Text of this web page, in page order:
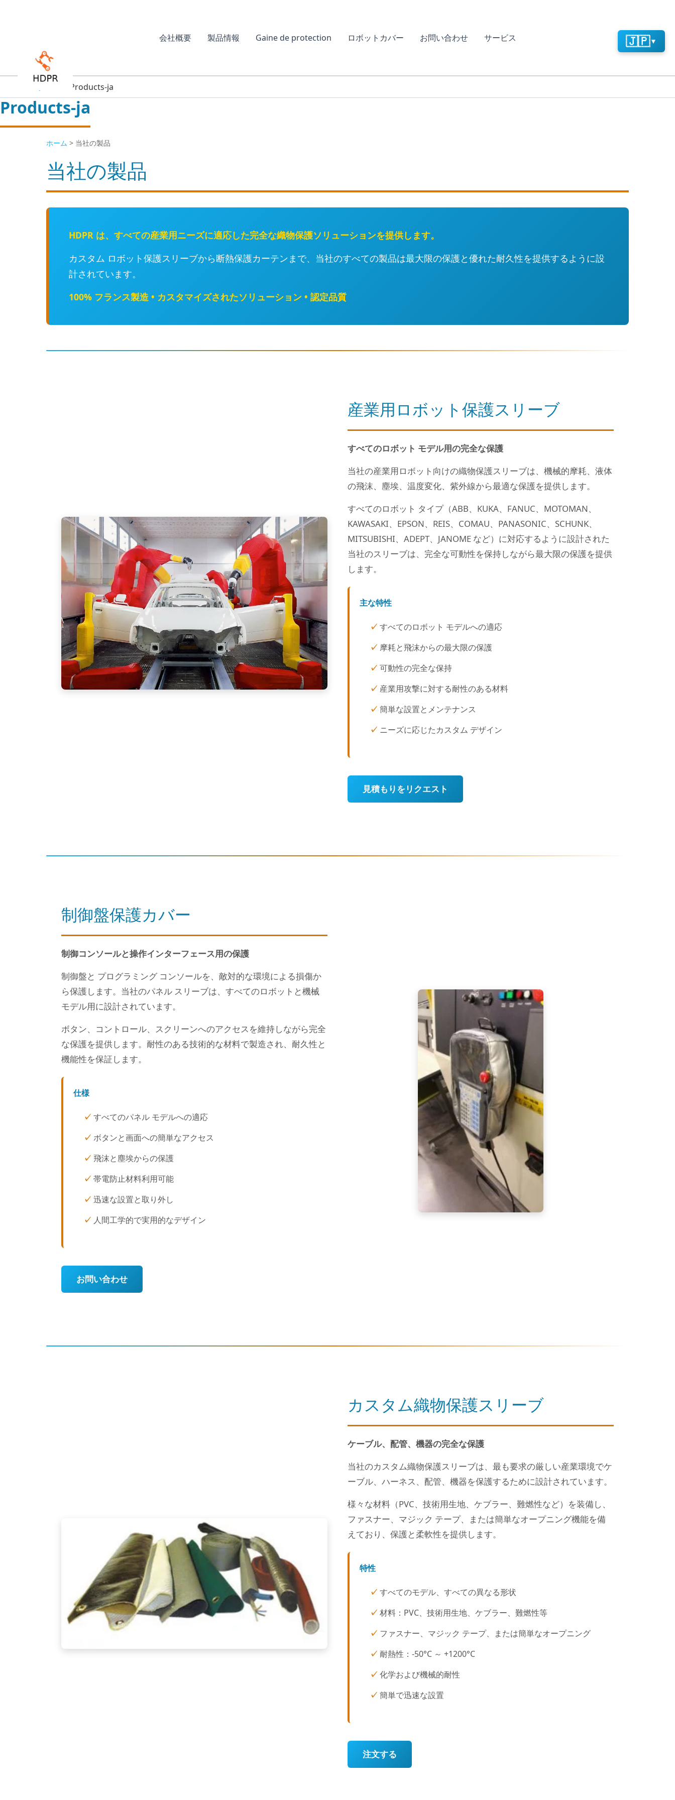
🇯🇵▼
会社概要 製品情報 Gaine de protection ロボットカバー お問い合わせ サービス
Products-ja
Products-ja
ホーム > 当社の製品
当社の製品
HDPR は、すべての産業用ニーズに適応した完全な織物保護ソリューションを提供します。
カスタム ロボット保護スリーブから断熱保護カーテンまで、当社のすべての製品は最大限の保護と優れた耐久性を提供するように設
計されています。
100% フランス製造 • カスタマイズされたソリューション • 認定品質
産業用ロボット保護スリーブ
すべてのロボット モデル用の完全な保護
当社の産業用ロボット向けの織物保護スリーブは、機械的摩耗、液体
の飛沫、塵埃、温度変化、紫外線から最適な保護を提供します。
すべてのロボット タイプ（ABB、KUKA、FANUC、MOTOMAN、
KAWASAKI、EPSON、REIS、COMAU、PANASONIC、SCHUNK、
MITSUBISHI、ADEPT、JANOME など）に対応するように設計された
当社のスリーブは、完全な可動性を保持しながら最大限の保護を提供
します。
主な特性
すべてのロボット モデルへの適応
摩耗と飛沫からの最大限の保護
可動性の完全な保持
産業用攻撃に対する耐性のある材料
簡単な設置とメンテナンス
ニーズに応じたカスタム デザイン
見積もりをリクエスト
制御盤保護カバー
制御コンソールと操作インターフェース用の保護
制御盤と プログラミング コンソールを、敵対的な環境による損傷か
ら保護します。当社のパネル スリーブは、すべてのロボットと機械
モデル用に設計されています。
ボタン、コントロール、スクリーンへのアクセスを維持しながら完全
な保護を提供します。耐性のある技術的な材料で製造され、耐久性と
機能性を保証します。
仕様
すべてのパネル モデルへの適応
ボタンと画面への簡単なアクセス
飛沫と塵埃からの保護
帯電防止材料利用可能
迅速な設置と取り外し
人間工学的で実用的なデザイン
お問い合わせ
カスタム織物保護スリーブ
ケーブル、配管、機器の完全な保護
当社のカスタム織物保護スリーブは、最も要求の厳しい産業環境でケ
ーブル、ハーネス、配管、機器を保護するために設計されています。
様々な材料（PVC、技術用生地、ケブラー、難燃性など）を装備し、
ファスナー、マジック テープ、または簡単なオープニング機能を備
えており、保護と柔軟性を提供します。
特性
すべてのモデル、すべての異なる形状
材料：PVC、技術用生地、ケブラー、難燃性等
ファスナー、マジック テープ、または簡単なオープニング
耐熱性：-50°C ～ +1200°C
化学および機械的耐性
簡単で迅速な設置
注文する